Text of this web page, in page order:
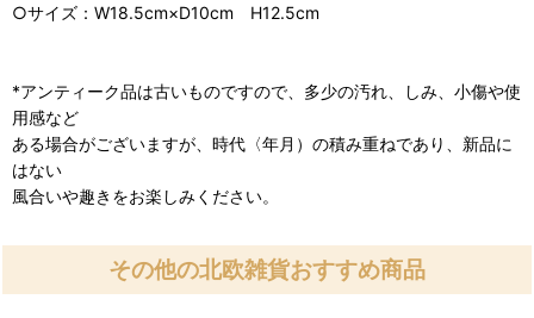
○サイズ：W18.5cm×D10cm H12.5cm
*アンティーク品は古いものですので、多少の汚れ、しみ、小傷や使
用感など
ある場合がございますが、時代〈年月）の積み重ねであり、新品に
はない
風合いや趣きをお楽しみください。
その他の北欧雑貨おすすめ商品